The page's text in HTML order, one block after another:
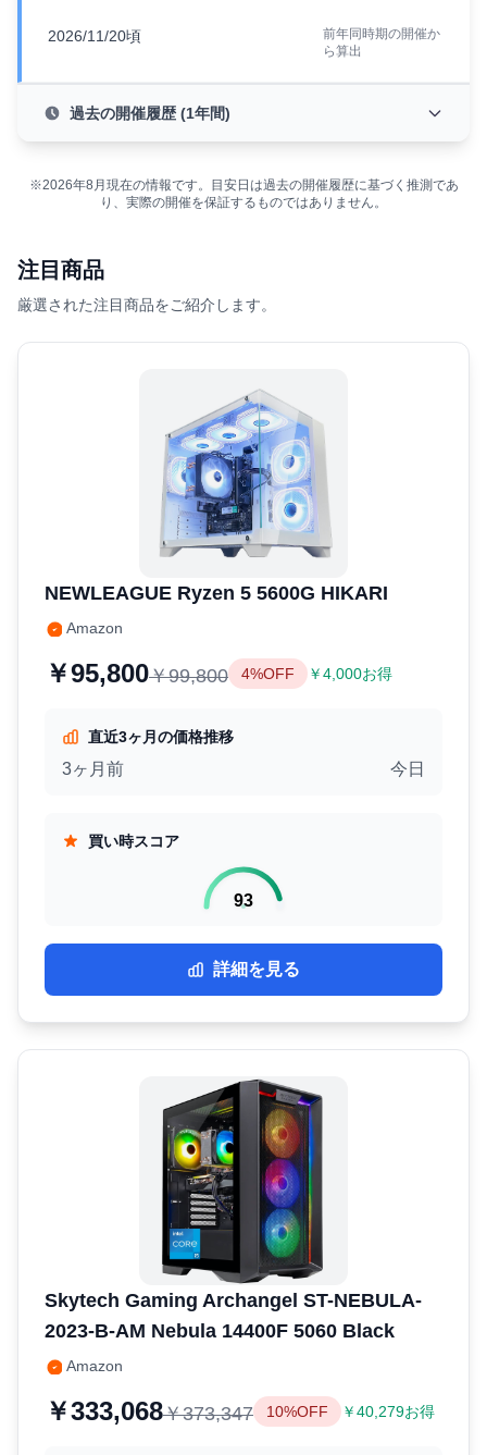
2026/11/20頃
前年同時期の開催か
ら算出
過去の開催履歴 (1年間)
※2026年8月現在の情報です。目安日は過去の開催履歴に基づく推測であ
り、実際の開催を保証するものではありません。
注目商品
厳選された注目商品をご紹介します。
NEWLEAGUE ‎Ryzen 5 5600G HIKARI
Amazon
￥95,800￥99,800 4%OFF ￥4,000お得
直近3ヶ月の価格推移
3ヶ月前 今日
買い時スコア
93
詳細を見る
Skytech Gaming Archangel ‎ST-NEBULA-
2023-B-AM Nebula 14400F 5060 Black
Amazon
￥333,068￥373,347 10%OFF ￥40,279お得